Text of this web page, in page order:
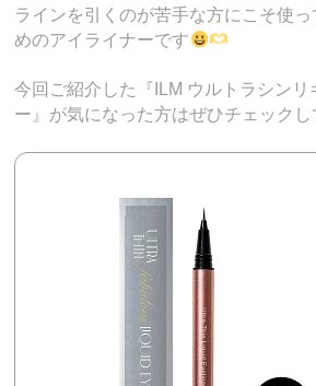
ラインを引くのが苦手な方にこそ使
めのアイライナーです
今回ご紹介した『ILM ウルトラシンリ
ー』が気になった方はぜひチェックし